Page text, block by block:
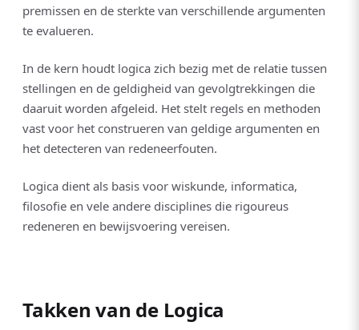
premissen en de sterkte van verschillende argumenten
te evalueren.
In de kern houdt logica zich bezig met de relatie tussen
stellingen en de geldigheid van gevolgtrekkingen die
daaruit worden afgeleid. Het stelt regels en methoden
vast voor het construeren van geldige argumenten en
het detecteren van redeneerfouten.
Logica dient als basis voor wiskunde, informatica,
filosofie en vele andere disciplines die rigoureus
redeneren en bewijsvoering vereisen.
Takken van de Logica